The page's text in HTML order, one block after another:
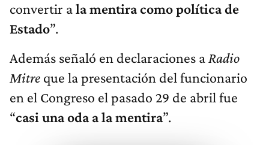
convertir ala mentira como política de
Estado”.
Además señaló en declaraciones a Radio
Mitre que la presentación del funcionario
en el Congreso el pasado 29 de abril fue
“casi una oda a la mentira”.